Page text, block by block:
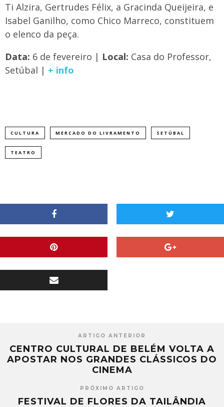
Ti Alzira, Gertrudes Félix, a Gracinda Queijeira, e
Isabel Ganilho, como Chico Marreco, constituem
o elenco da peça.
Data: 6 de fevereiro | Local: Casa do Professor,
Setúbal | + info
CULTURA MERCADO DO LIVRAMENTO SETÚBAL
TEATRO
ARTIGO ANTERIOR
CENTRO CULTURAL DE BELÉM VOLTA A
APOSTAR NOS GRANDES CLÁSSICOS DO
CINEMA
PRÓXIMO ARTIGO
FESTIVAL DE FLORES DA TAILÂNDIA